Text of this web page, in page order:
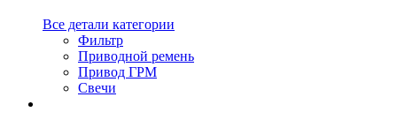
Все детали категории
Фильтр
Приводной ремень
Привод ГРМ
Свечи